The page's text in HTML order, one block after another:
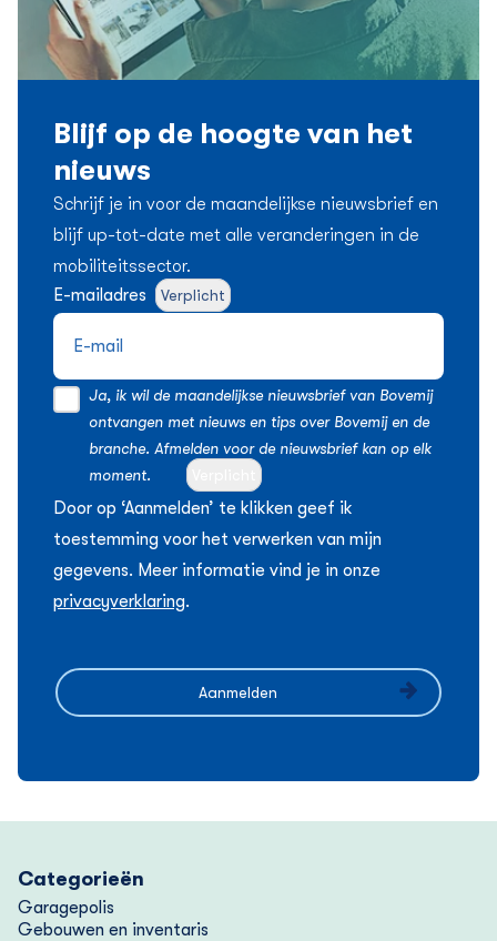
Blijf op de hoogte van het
nieuws
Schrijf je in voor de maandelijkse nieuwsbrief en
blijf up-tot-date met alle veranderingen in de
mobiliteitssector.
E-mailadres
Verplicht
Ja, ik wil de maandelijkse nieuwsbrief van Bovemij
ontvangen met nieuws en tips over Bovemij en de
branche. Afmelden voor de nieuwsbrief kan op elk
moment.
Door op ‘Aanmelden’ te klikken geef ik
toestemming voor het verwerken van mijn
gegevens. Meer informatie vind je in onze
privacyverklaring.
Categorieën
Garagepolis
Gebouwen en inventaris